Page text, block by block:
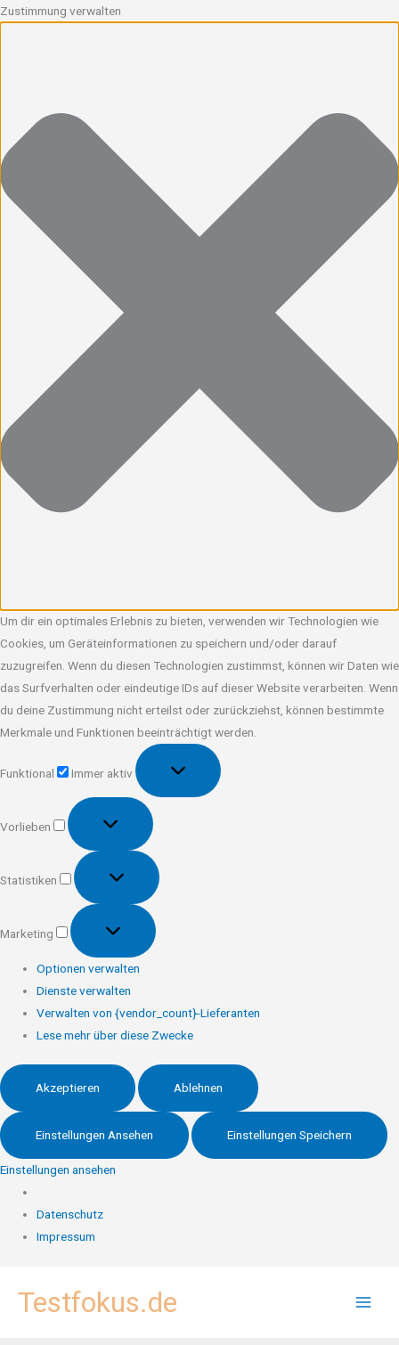
Zustimmung verwalten
Um dir ein optimales Erlebnis zu bieten, verwenden wir Technologien wie
Cookies, um Geräteinformationen zu speichern und/oder darauf
zuzugreifen. Wenn du diesen Technologien zustimmst, können wir Daten wie
das Surfverhalten oder eindeutige IDs auf dieser Website verarbeiten. Wenn
du deine Zustimmung nicht erteilst oder zurückziehst, können bestimmte
Merkmale und Funktionen beeinträchtigt werden.
Funktional
Immer aktiv
Vorlieben
Vorlieben
Statistiken
Statistiken
Marketing
Marketing
Optionen verwalten
Dienste verwalten
Verwalten von {vendor_count}-Lieferanten
Lese mehr über diese Zwecke
Akzeptieren Ablehnen
Einstellungen Ansehen Einstellungen Speichern
Einstellungen ansehen
Datenschutz
Impressum
InhaltTestfokus.de